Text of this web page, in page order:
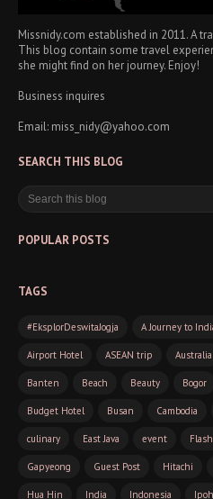
Missnidy.com established in 2011. A
This blog contain some travel
she might find on her journey. Enjoy!
Business inquires
Email: miss_nidy@yahoo.com
SEARCH THIS BLOG
POPULAR POSTS
TAGS
#EksplorDeswitaJogja A Journey to
Airport Hotel ASEAN trip Australia
Banten Beach Beauty Bogor
Budget Hotel Busan Cambodia
culinary East Java event
Gapyeong Guest Post Hitachi
Hua Hin India Indonesia Ipoh